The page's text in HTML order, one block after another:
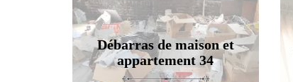
Débarras de maison et
appartement 34